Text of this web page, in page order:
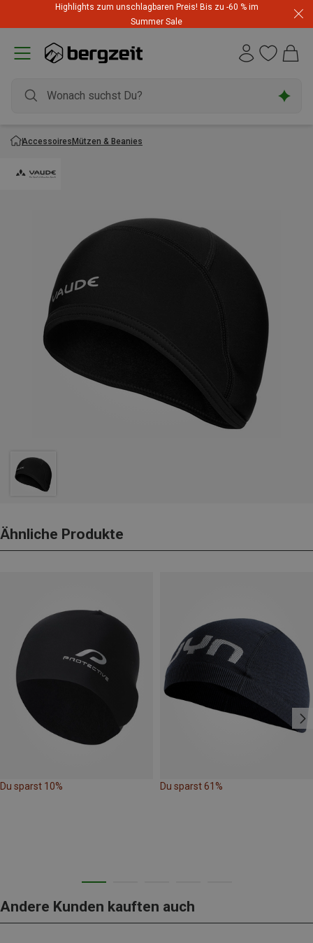
Highlights zum unschlagbaren Preis! Bis zu -60 % im
Summer Sale
AccessoiresMützen & Beanies
Ähnliche Produkte
Du sparst 10% Du sparst 61%
Andere Kunden kauften auch